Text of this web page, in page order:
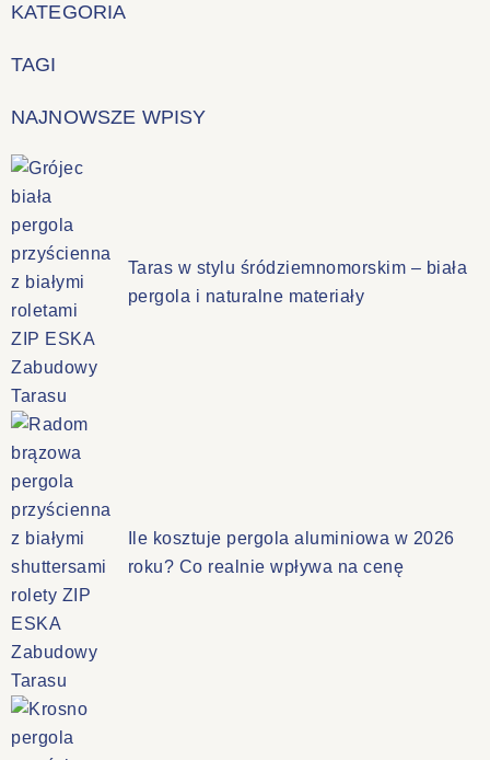
KATEGORIA
TAGI
NAJNOWSZE WPISY
Taras w stylu śródziemnomorskim – biała
pergola i naturalne materiały
Ile kosztuje pergola aluminiowa w 2026
roku? Co realnie wpływa na cenę